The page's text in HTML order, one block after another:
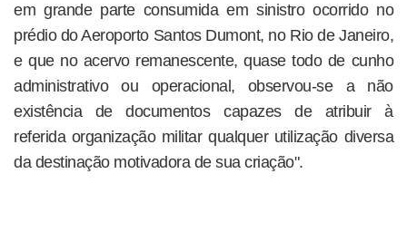
em grande parte consumida em sinistro ocorrido no
prédio do Aeroporto Santos Dumont, no Rio de Janeiro,
e que no acervo remanescente, quase todo de cunho
administrativo ou operacional, observou-se a não
existência de documentos capazes de atribuir à
referida organização militar qualquer utilização diversa
da destinação motivadora de sua criação".